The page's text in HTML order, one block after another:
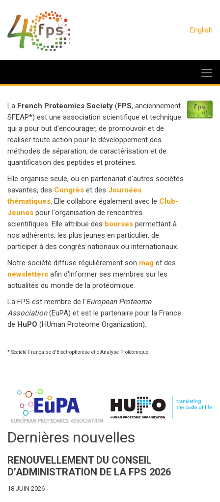
English
La French Proteomics Society (FPS, anciennement
SFEAP*) est une association scientifique et technique
qui a pour but d'encourager, de promouvoir et de
réaliser toute action pour le développement des
méthodes de séparation, de caractérisation et de
quantification des peptides et protéines.
Elle organise seule, ou en partenariat d'autres sociétés
savantes, des Congrès et des Journées
thématiques. Elle collabore également avec le Club-
Jeunes pour l'organisation de rencontres
scientifiques. Elle attribue des bourses permettant à
nos adhérents, les plus jeunes en particulier, de
participer à des congrès nationaux ou internationaux.
Notre société diffuse régulièrement son mag et des
newsletters afin d'informer ses membres sur les
actualités du monde de la protéomique.
La FPS est membre de l’European Proteome
Association(EuPA) et est le partenaire pour la France
de HuPO (HUman Proteome Organization).
* Société Française d'Electrophorèse et d'Analyse Protéomique
Dernières nouvelles
RENOUVELLEMENT DU CONSEIL
D’ADMINISTRATION DE LA FPS 2026
18 JUIN 2026